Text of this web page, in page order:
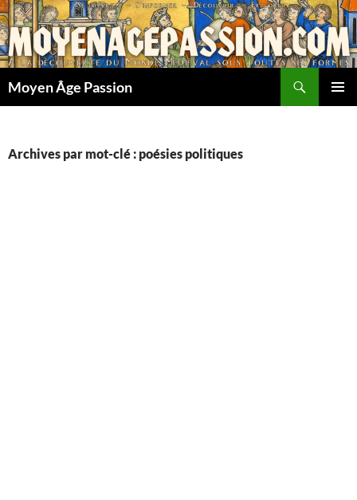
Aller
au
contenu
Moyen Âge Passion
Archives par mot-clé : poésies politiques